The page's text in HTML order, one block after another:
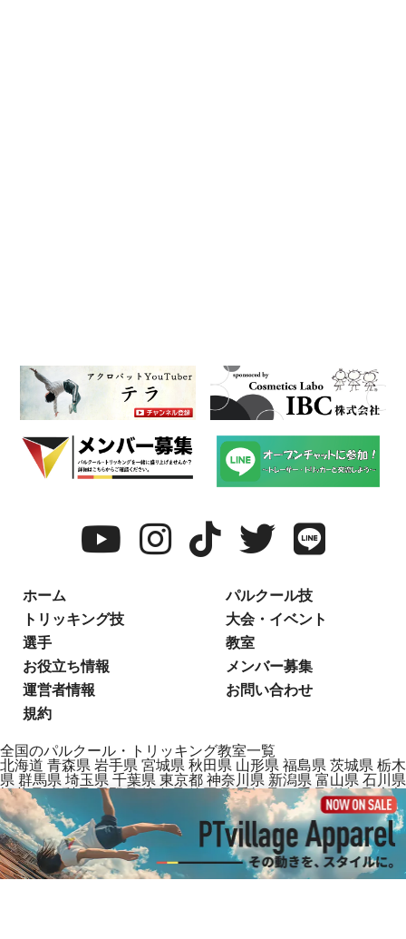
ホーム
パルクール技
トリッキング技
大会・イベント
選手
教室
お役立ち情報
メンバー募集
運営者情報
お問い合わせ
規約
全国のパルクール・トリッキング教室一覧
北海道 青森県 岩手県 宮城県 秋田県 山形県 福島県 茨城県 栃木
県 群馬県 埼玉県 千葉県 東京都 神奈川県 新潟県 富山県 石川県
福井県
長野県 静岡県 愛知県 三重県 滋賀県 京都
府 大阪府 兵庫県 奈良県 鳥取県 島根県 岡山県 広島県
山口県 徳島県 香川県 愛媛県 高知県 福岡県 佐賀県 長崎県 熊本
県 大分県 宮崎県 鹿児島県 沖縄県
2025 PTvillage